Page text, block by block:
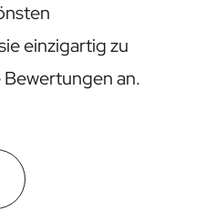
einzigartig zu
an.